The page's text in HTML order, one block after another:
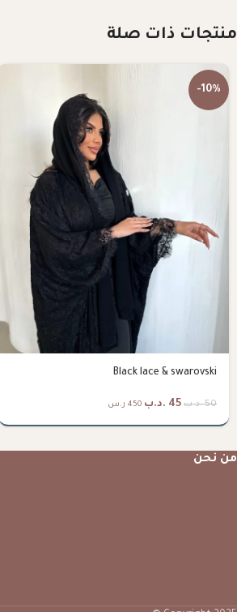
منتجات ذات صلة
-10%
Black lace & swarovski
50 .د.ب 45 .د.ب 450 ر.س
من نحن